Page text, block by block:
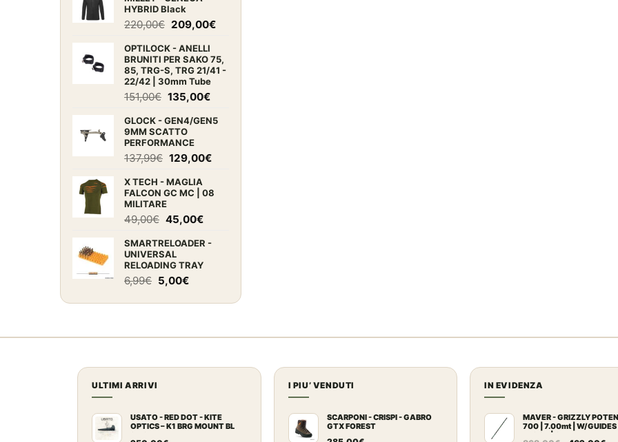
HYBRID Black
220,00€ Il
originale
era:
220,00€.
209,00€Il
è:
OPTILOCK - ANELLI
BRUNITI PER SAKO 75,
85, TRG-S, TRG 21/41 -
22/42 | 30mm Tube
151,00€ Il
originale
era:
151,00€.
135,00€Il
attuale
135,00€.
GLOCK - GEN4/GEN5
9MM SCATTO
PERFORMANCE
137,99€ Il
originale
era:
137,99€.
129,00€Il
è:
X TECH - MAGLIA
FALCON GC MC | 08
MILITARE
49,00€ Il
originale
era:
49,00€.
45,00€Il
attuale
è:
SMARTRELOADER -
UNIVERSAL
RELOADING TRAY
6,99€ Il
originale
6,99€.
5,00€Il
attuale
5,00€.
ULTIMI ARRIVI
USATO - RED DOT - KITE
OPTICS – K1 BRG MOUNT BL
I PIU’ VENDUTI
SCARPONI - CRISPI - GABRO
GTX FOREST
IN EVIDENZA
MAVER - GRIZZLY
700 | 7.00mt | W/GUIDES
BLOCK | Canna Trota